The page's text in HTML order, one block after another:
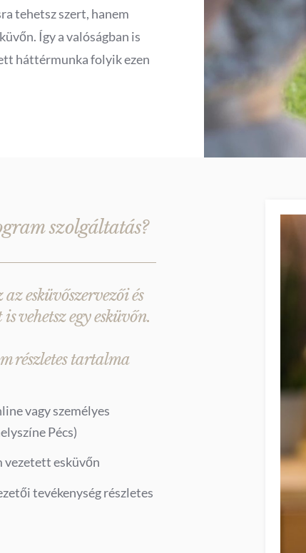
tehetsz szert, hanem
Így a valóságban is
háttérmunka folyik ezen
szolgáltatás?
esküvőszervezői és
vehetsz egy esküvőn.
részletes tartalma
vagy személyes
Pécs)
vezetett esküvőn
tevékenység részletes